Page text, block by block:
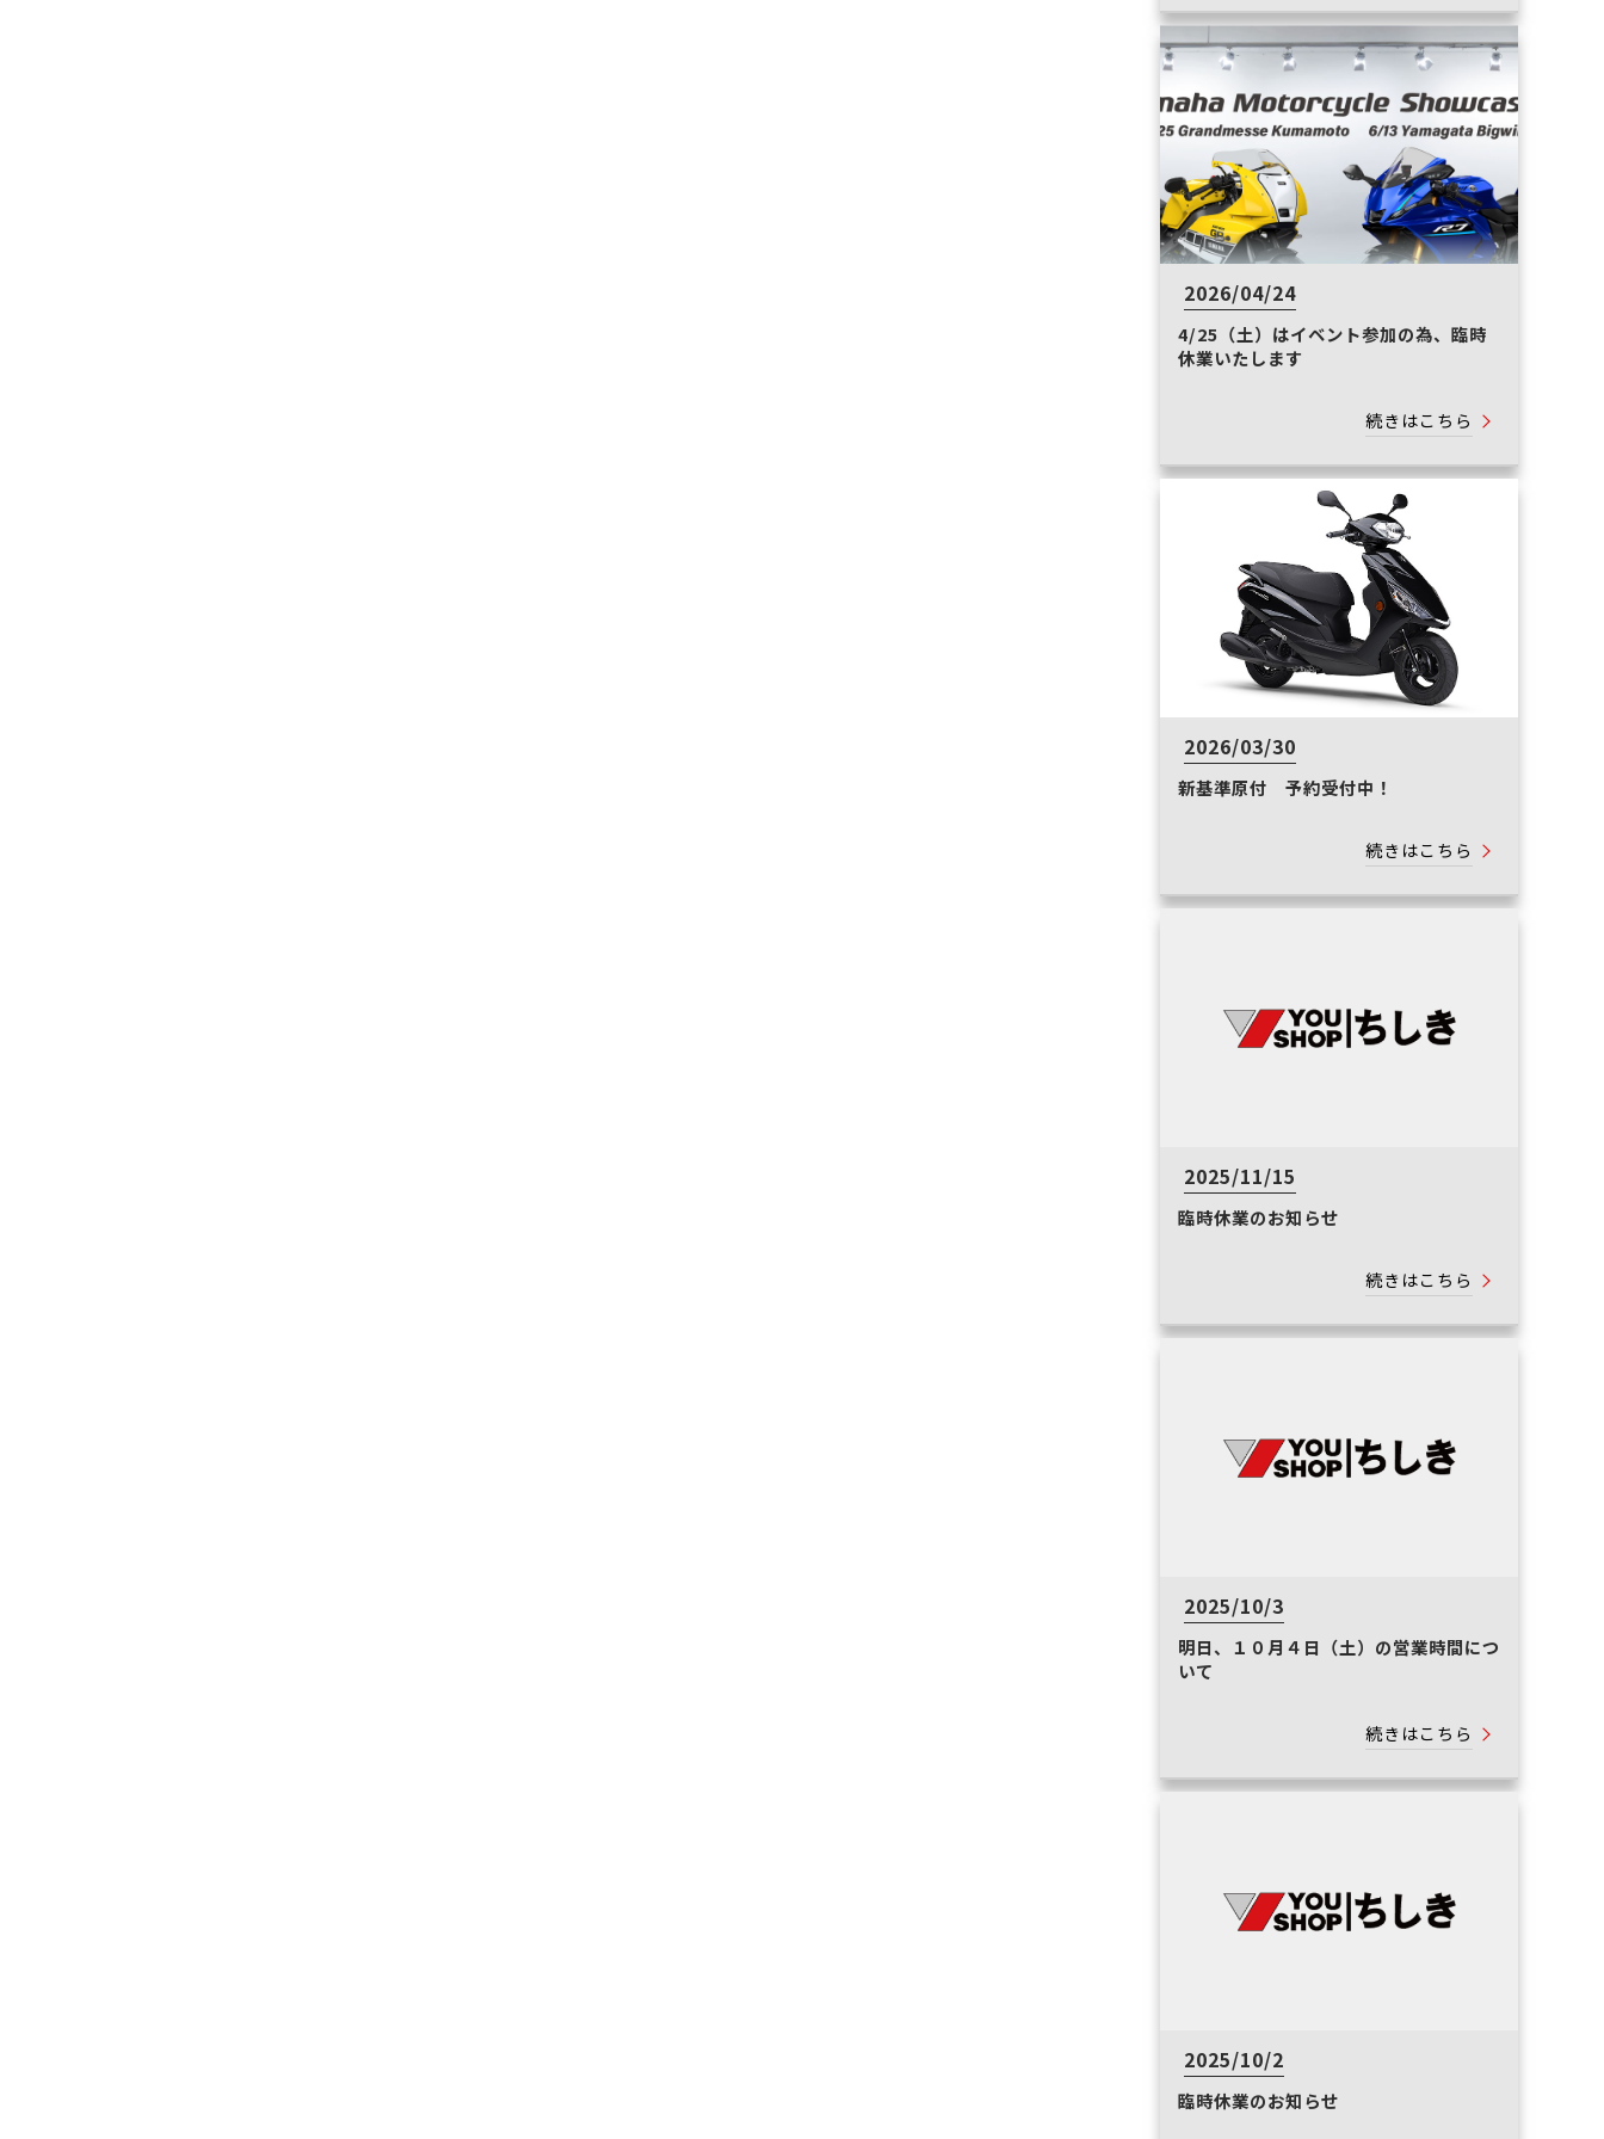
2026/04/24
4/25（土）はイベント参加の為、臨時
休業いたします
続きはこちら
2026/03/30
新基準原付 予約受付中！
続きはこちら
2025/11/15
臨時休業のお知らせ
続きはこちら
2025/10/3
明日、１０月４日（土）の営業時間につ
いて
続きはこちら
2025/10/2
臨時休業のお知らせ